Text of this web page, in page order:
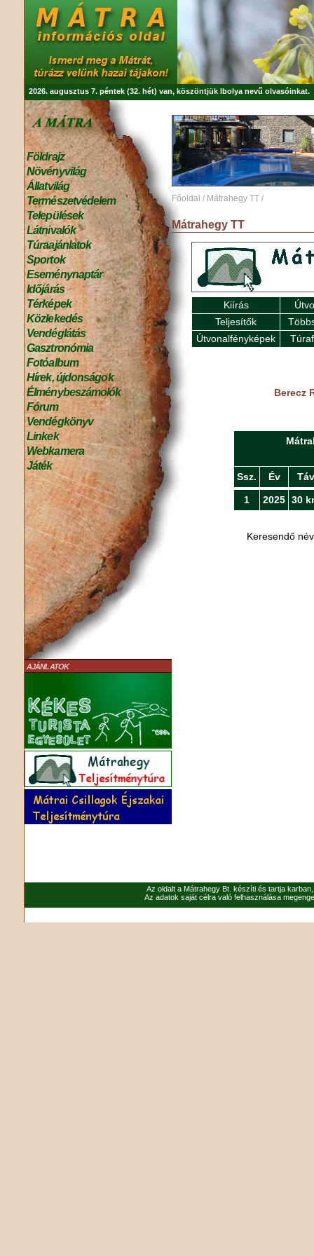
2026. augusztus 7. péntek (32. hét) van, köszöntjük Ibolya nevű olvasóinkat.
Földrajz
Növényvilág
Állatvilág
Természetvédelem
Települések
Látnivalók
Túraajánlatok
Sportok
Eseménynaptár
Időjárás
Térképek
Közlekedés
Vendéglátás
Gasztronómia
Fotóalbum
Hírek, újdonságok
Élménybeszámolók
Fórum
Vendégkönyv
Linkek
Webkamera
Játék
AJÁNLATOK
Főoldal / Mátrahegy TT /
Mátrahegy TT
Kiírás
Teljesítők
Útvonalfényképek
Berecz
Ssz. Év Táv
1 2025 30
Keresendő
Az oldalt a Mátrahegy Bt. készíti és tartja
Az adatok saját célra való felhasználása